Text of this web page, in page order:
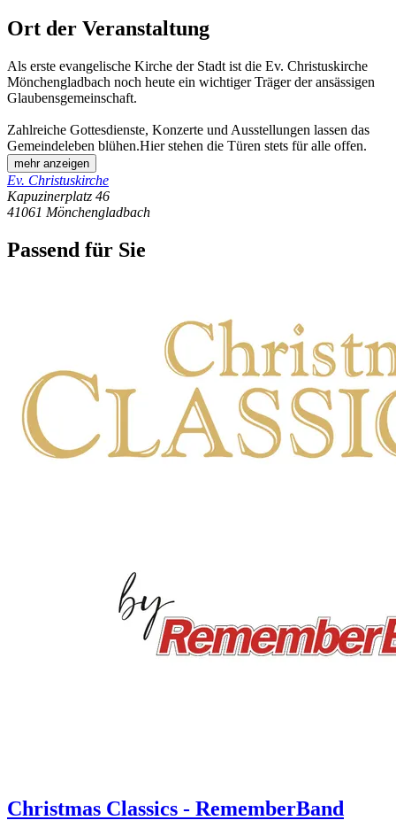
Ort der Veranstaltung
Als erste evangelische Kirche der Stadt ist die Ev. Christuskirche
Mönchengladbach noch heute ein wichtiger Träger der ansässigen
Glaubensgemeinschaft.
Zahlreiche Gottesdienste, Konzerte und Ausstellungen lassen das
Gemeindeleben blühen.Hier stehen die Türen stets für alle offen.
mehr anzeigen
Ev. Christuskirche
Kapuzinerplatz 46
41061 Mönchengladbach
Passend für Sie
Christmas Classics - RememberBand